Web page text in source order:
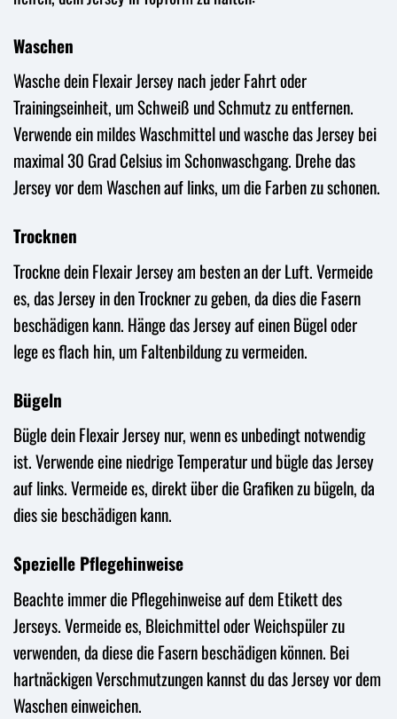
Waschen
Wasche dein Flexair Jersey nach jeder Fahrt oder
Trainingseinheit, um Schweiß und Schmutz zu entfernen.
Verwende ein mildes Waschmittel und wasche das Jersey bei
maximal 30 Grad Celsius im Schonwaschgang. Drehe das
Jersey vor dem Waschen auf links, um die Farben zu schonen.
Trocknen
Trockne dein Flexair Jersey am besten an der Luft. Vermeide
es, das Jersey in den Trockner zu geben, da dies die Fasern
beschädigen kann. Hänge das Jersey auf einen Bügel oder
lege es flach hin, um Faltenbildung zu vermeiden.
Bügeln
Bügle dein Flexair Jersey nur, wenn es unbedingt notwendig
ist. Verwende eine niedrige Temperatur und bügle das Jersey
auf links. Vermeide es, direkt über die Grafiken zu bügeln, da
dies sie beschädigen kann.
Spezielle Pflegehinweise
Beachte immer die Pflegehinweise auf dem Etikett des
Jerseys. Vermeide es, Bleichmittel oder Weichspüler zu
verwenden, da diese die Fasern beschädigen können. Bei
hartnäckigen Verschmutzungen kannst du das Jersey vor dem
Waschen einweichen.